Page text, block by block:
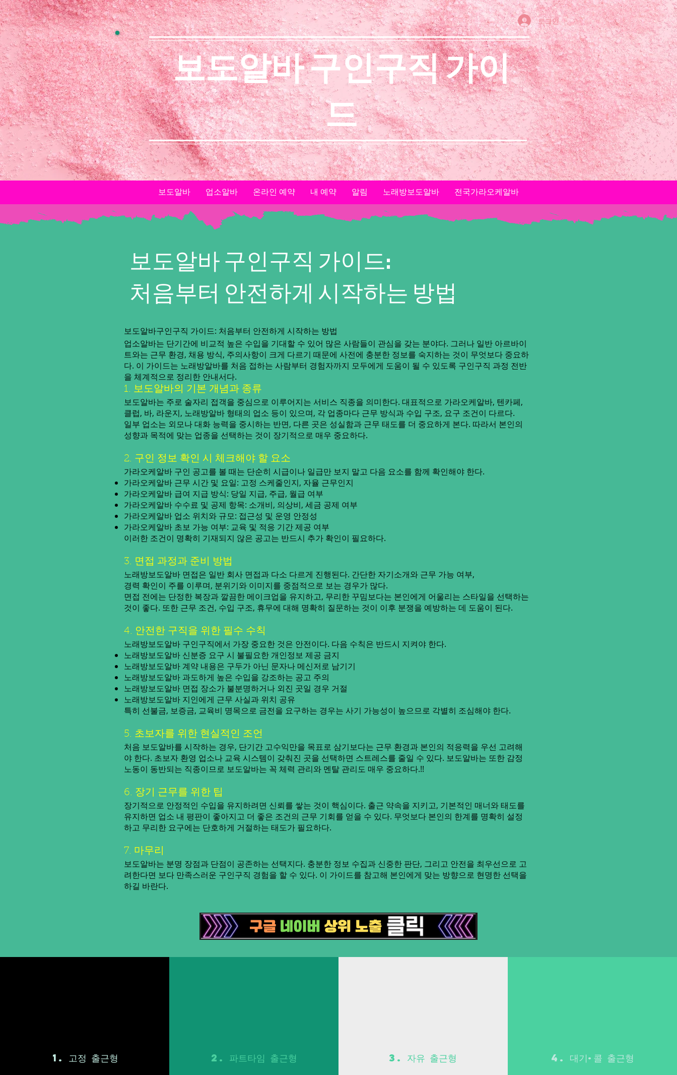
로그인
보도알바 구인구직 가이
드
보도알바 업소알바 온라인 예약 내 예약 알림 노래방보도알바 전국가라오케알바
보도알바 구인구직 가이드:
처음부터 안전하게 시작하는 방법
보도알바구인구직 가이드: 처음부터 안전하게 시작하는 방법
업소알바는 단기간에 비교적 높은 수입을 기대할 수 있어 많은 사람들이 관심을 갖는 분야다. 그러나 일반 아르바이
트와는 근무 환경, 채용 방식, 주의사항이 크게 다르기 때문에 사전에 충분한 정보를 숙지하는 것이 무엇보다 중요하
다. 이 가이드는 노래방알바를 처음 접하는 사람부터 경험자까지 모두에게 도움이 될 수 있도록 구인구직 과정 전반
을 체계적으로 정리한 안내서다.
1. 보도알바의 기본 개념과 종류
보도알바는 주로 술자리 접객을 중심으로 이루어지는 서비스 직종을 의미한다. 대표적으로 가라오케알바, 텐카페,
클럽, 바, 라운지, 노래방알바 형태의 업소 등이 있으며, 각 업종마다 근무 방식과 수입 구조, 요구 조건이 다르다.
일부 업소는 외모나 대화 능력을 중시하는 반면, 다른 곳은 성실함과 근무 태도를 더 중요하게 본다. 따라서 본인의
성향과 목적에 맞는 업종을 선택하는 것이 장기적으로 매우 중요하다.
2. 구인 정보 확인 시 체크해야 할 요소
가라오케알바 구인 공고를 볼 때는 단순히 시급이나 일급만 보지 말고 다음 요소를 함께 확인해야 한다.
가라오케알바 근무 시간 및 요일: 고정 스케줄인지, 자율 근무인지
가라오케알바 급여 지급 방식: 당일 지급, 주급, 월급 여부
가라오케알바 수수료 및 공제 항목: 소개비, 의상비, 세금 공제 여부
가라오케알바 업소 위치와 규모: 접근성 및 운영 안정성
가라오케알바 초보 가능 여부: 교육 및 적응 기간 제공 여부
이러한 조건이 명확히 기재되지 않은 공고는 반드시 추가 확인이 필요하다.
3. 면접 과정과 준비 방법
노래방보도알바 면접은 일반 회사 면접과 다소 다르게 진행된다. 간단한 자기소개와 근무 가능 여부,
경력 확인이 주를 이루며, 분위기와 이미지를 중점적으로 보는 경우가 많다.
면접 전에는 단정한 복장과 깔끔한 메이크업을 유지하고, 무리한 꾸밈보다는 본인에게 어울리는 스타일을 선택하는
것이 좋다. 또한 근무 조건, 수입 구조, 휴무에 대해 명확히 질문하는 것이 이후 분쟁을 예방하는 데 도움이 된다.
4. 안전한 구직을 위한 필수 수칙
노래방보도알바 구인구직에서 가장 중요한 것은 안전이다. 다음 수칙은 반드시 지켜야 한다.
노래방보도알바 신분증 요구 시 불필요한 개인정보 제공 금지
노래방보도알바 계약 내용은 구두가 아닌 문자나 메신저로 남기기
노래방보도알바 과도하게 높은 수입을 강조하는 공고 주의
노래방보도알바 면접 장소가 불분명하거나 외진 곳일 경우 거절
노래방보도알바 지인에게 근무 사실과 위치 공유
특히 선불금, 보증금, 교육비 명목으로 금전을 요구하는 경우는 사기 가능성이 높으므로 각별히 조심해야 한다.
5. 초보자를 위한 현실적인 조언
처음 보도알바를 시작하는 경우, 단기간 고수익만을 목표로 삼기보다는 근무 환경과 본인의 적응력을 우선 고려해
야 한다. 초보자 환영 업소나 교육 시스템이 갖춰진 곳을 선택하면 스트레스를 줄일 수 있다. 보도알바는 또한 감정
노동이 동반되는 직종이므로 보도알바는 꼭 체력 관리와 멘탈 관리도 매우 중요하다.!!
6. 장기 근무를 위한 팁
장기적으로 안정적인 수입을 유지하려면 신뢰를 쌓는 것이 핵심이다. 출근 약속을 지키고, 기본적인 매너와 태도를
유지하면 업소 내 평판이 좋아지고 더 좋은 조건의 근무 기회를 얻을 수 있다. 무엇보다 본인의 한계를 명확히 설정
하고 무리한 요구에는 단호하게 거절하는 태도가 필요하다.
7. 마무리
보도알바는 분명 장점과 단점이 공존하는 선택지다. 충분한 정보 수집과 신중한 판단, 그리고 안전을 최우선으로 고
려한다면 보다 만족스러운 구인구직 경험을 할 수 있다. 이 가이드를 참고해 본인에게 맞는 방향으로 현명한 선택을
하길 바란다.
1. 고정 출근형 2. 파트타임 출근형 3. 자유 출근형 4. 대기·콜 출근형